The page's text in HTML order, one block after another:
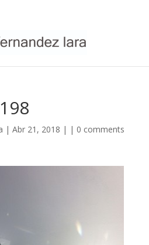
| Abr 21, 2018 | | 0 comments